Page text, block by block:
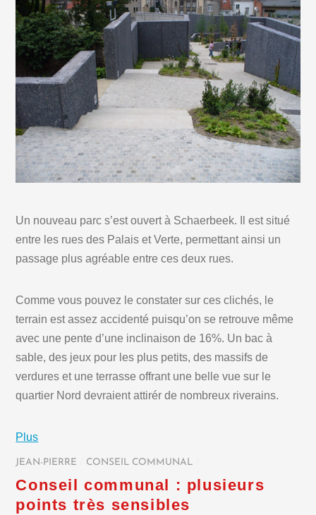
Un nouveau parc s’est ouvert à Schaerbeek. Il est situé
entre les rues des Palais et Verte, permettant ainsi un
passage plus agréable entre ces deux rues.
Comme vous pouvez le constater sur ces clichés, le
terrain est assez accidenté puisqu’on se retrouve même
avec une pente d’une inclinaison de 16%. Un bac à
sable, des jeux pour les plus petits, des massifs de
verdures et une terrasse offrant une belle vue sur le
quartier Nord devraient attirér de nombreux riverains.
Plus
JEAN-PIERRE CONSEIL COMMUNAL
Conseil communal : plusieurs
points très sensibles